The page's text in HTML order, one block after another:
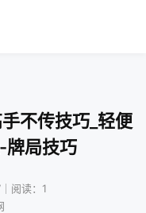
不传技巧_轻便
牌局技巧
阅读：1